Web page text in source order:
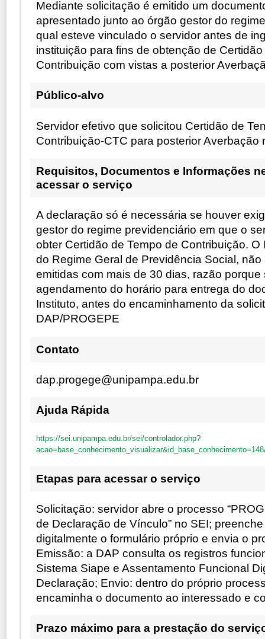
Mediante solicitação é emitido um
apresentado junto ao órgão gestor do
qual esteve vinculado o servidor antes de
instituição para fins de obtenção de
Contribuição com vistas a posterior
Público-alvo
Servidor efetivo que solicitou Certidão de
Contribuição-CTC para posterior Averbação
Requisitos, Documentos e Informações
acessar o serviço
A declaração só é necessária se houver
gestor do regime previdenciário em que o
obter Certidão de Tempo de Contribuição. O
do Regime Geral de Previdência Social,
emitidas com mais de 30 dias, razão
agendamento do horário para entrega do
Instituto, antes do encaminhamento da
DAP/PROGEPE
Contato
dap.progege@unipampa.edu.br
Ajuda Rápida
https://sei.unipampa.edu.br/sei/controlador.php?
Etapas para acessar o serviço
Solicitação: servidor abre o processo
de Declaração de Vínculo” no SEI;
digitalmente o formulário próprio e envia o
Emissão: a DAP consulta os registros
Sistema Siape e Assentamento Funcional
Declaração; Envio: dentro do próprio
encaminha o documento ao interessado e
Prazo máximo para a prestação do